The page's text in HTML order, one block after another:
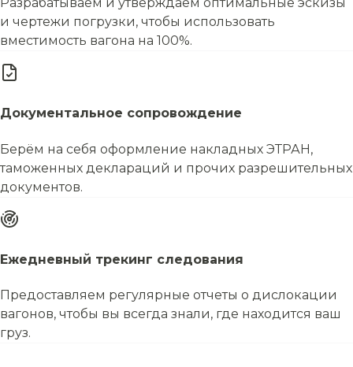
и чертежи погрузки, чтобы использовать
вместимость вагона на 100%.
Документальное сопровождение
Берём на себя оформление накладных ЭТРАН,
таможенных деклараций и прочих разрешительных
документов.
Ежедневный трекинг следования
Предоставляем регулярные отчеты о дислокации
вагонов, чтобы вы всегда знали, где находится ваш
груз.